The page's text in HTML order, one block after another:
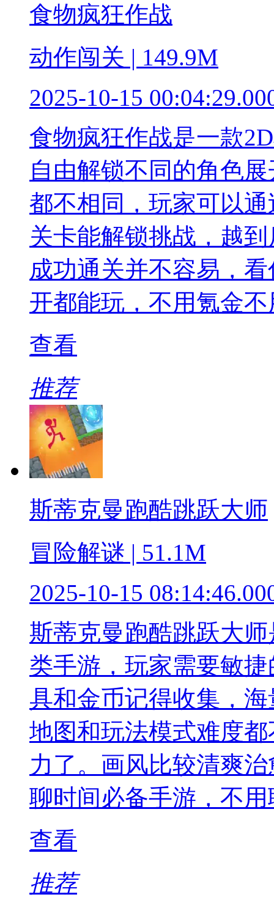
食物疯狂作战
动作闯关 | 149.9M
2025-10-15
食物疯狂作战是一款
自由解锁不同的角色
都不相同，玩家可以
关卡能解锁挑战，越
成功通关并不容易，
开都能玩，不用氪金
查看
推荐
斯蒂克曼跑酷跳跃大师
冒险解谜 | 51.1M
2025-10-15
斯蒂克曼跑酷跳跃大
类手游，玩家需要敏
具和金币记得收集，
地图和玩法模式难度
力了。画风比较清爽
聊时间必备手游，不
查看
推荐